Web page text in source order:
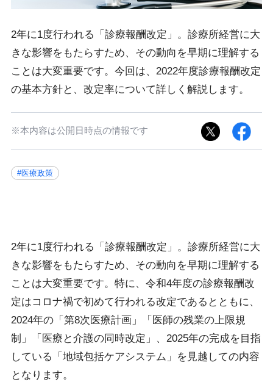
2年に1度行われる「診療報酬改定」。診療所経営に大
きな影響をもたらすため、その動向を早期に理解する
ことは大変重要です。今回は、2022年度診療報酬改定
の基本方針と、改定率について詳しく解説します。
※本内容は公開日時点の情報です
#医療政策
2年に1度行われる「診療報酬改定」。診療所経営に大
きな影響をもたらすため、その動向を早期に理解する
ことは大変重要です。特に、令和4年度の診療報酬改
定はコロナ禍で初めて行われる改定であるとともに、
2024年の「第8次医療計画」「医師の残業の上限規
制」「医療と介護の同時改定」、2025年の完成を目指
している「地域包括ケアシステム」を見越しての内容
となります。